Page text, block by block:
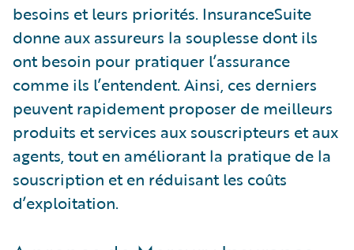
besoins et leurs priorités. InsuranceSuite
donne aux assureurs la souplesse dont ils
ont besoin pour pratiquer l’assurance
comme ils l’entendent. Ainsi, ces derniers
peuvent rapidement proposer de meilleurs
produits et services aux souscripteurs et aux
agents, tout en améliorant la pratique de la
souscription et en réduisant les coûts
d’exploitation.